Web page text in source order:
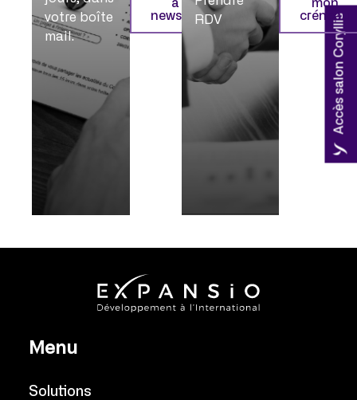
Accès salon Coryllis
votre boîte
mail.
à la
newsletter
RDV
mon
créneau
Menu
Solutions